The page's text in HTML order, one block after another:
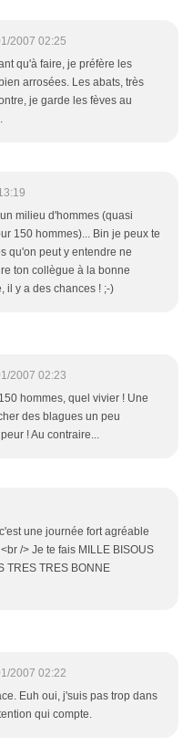
2007 02:25
qu'à faire, je préfère les
arrosées. Les abats, très
je garde les fèves au
milieu d'hommes (quasi
150 hommes)... Bin je peux te
qu'on peut y entendre ne
ton collègue à la bonne
il y a des chances ! ;-)
2007 02:23
hommes, quel vivier ! Une
des blagues un peu
! Au contraire...
une journée fort agréable
/> Je te fais MILLE BISOUS
TRES TRES BONNE
2007 02:22
Euh oui, j'suis pas trop dans
qui compte.